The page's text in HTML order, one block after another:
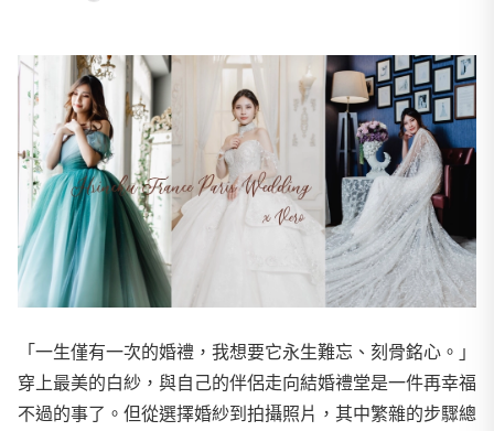
「一生僅有一次的婚禮，我想要它永生難忘、刻骨銘心。」
穿上最美的白紗，與自己的伴侶走向結婚禮堂是一件再幸福
不過的事了。但從選擇婚紗到拍攝照片，其中繁雜的步驟總